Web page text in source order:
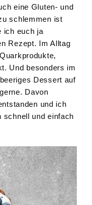
eine Gluten- und
schlemmen ist
ich euch ja
Rezept. Im Alltag
Und besonders im
Dessert auf
Davon
und ich
schnell und einfach